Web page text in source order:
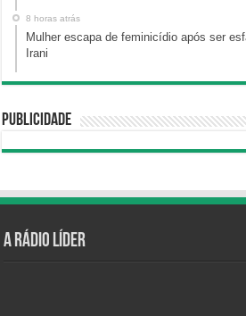
8 horas atrás
Mulher escapa de feminicídio após ser
Irani
Publicidade
A Rádio Líder